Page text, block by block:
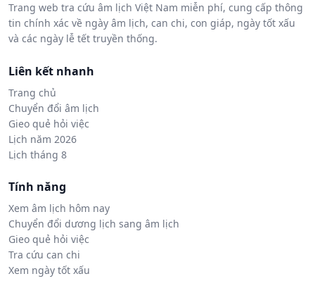
Trang web tra cứu âm lịch Việt Nam miễn phí, cung cấp thông
tin chính xác về ngày âm lịch, can chi, con giáp, ngày tốt xấu
và các ngày lễ tết truyền thống.
Liên kết nhanh
Trang chủ
Chuyển đổi âm lịch
Gieo quẻ hỏi việc
Lịch năm 2026
Lịch tháng 8
Tính năng
Xem âm lịch hôm nay
Chuyển đổi dương lịch sang âm lịch
Gieo quẻ hỏi việc
Tra cứu can chi
Xem ngày tốt xấu